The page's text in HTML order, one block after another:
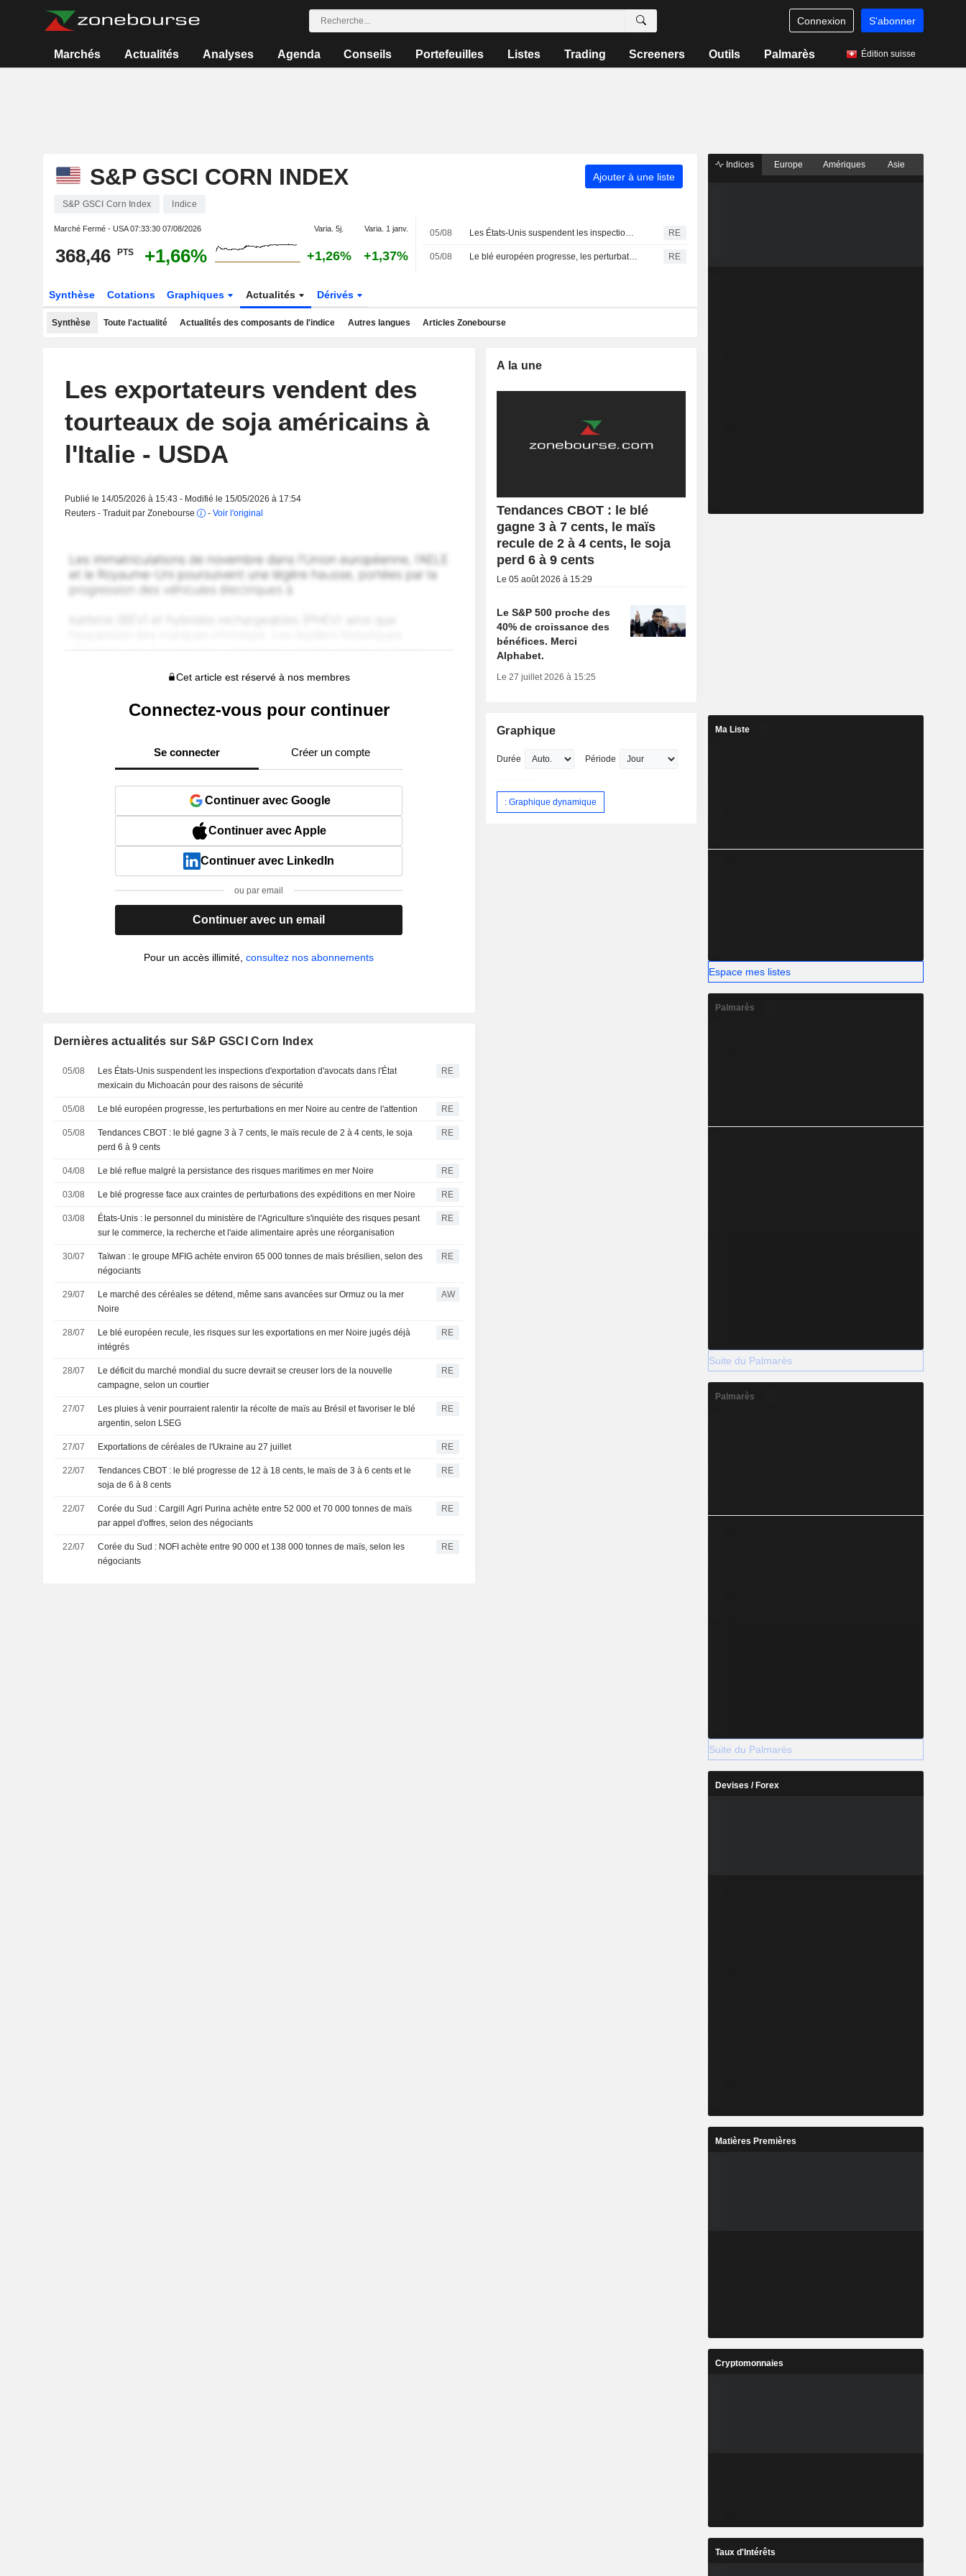
Connexion S'abonner
Marchés Actualités Analyses Agenda Conseils Portefeuilles Listes Trading Screeners Outils Palmarès Édition suisse
S&P GSCI CORN INDEX Ajouter à une liste
S&P GSCI Corn Index Indice
Marché Fermé - USA07:33:30 07/08/2026 Varia. 5j. Varia. 1 janv.
368,46 PTS +1,66% +1,26% +1,37%
05/08 Les États-Unis suspendent les inspections d'exportation d'avocats dans l'État mexicain du Michoacán pour des raisons de sécurité RE
05/08 Le blé européen progresse, les perturbations en mer Noire au centre de l'attention RE
Synthèse Cotations Graphiques Actualités Dérivés
Synthèse Toute l'actualité Actualités des composants de l'indice Autres langues Articles Zonebourse
Les exportateurs vendent des
tourteaux de soja américains à
l'Italie - USDA
Publié le 14/05/2026 à 15:43 - Modifié le 15/05/2026 à 17:54
Reuters - Traduit par Zonebourse
- Voir l'original
Cet article est réservé à nos membres
Connectez-vous pour continuer
Se connecter Créer un compte
Continuer avec Google
Continuer avec Apple
Continuer avec LinkedIn
ou par email
Continuer avec un email
Pour un accès illimité,consultez nos abonnements
Dernières actualités sur S&P GSCI Corn Index
05/08
Les États-Unis suspendent les inspections d'exportation d'avocats dans l'État
mexicain du Michoacán pour des raisons de sécurité
RE
05/08 Le blé européen progresse, les perturbations en mer Noire au centre de l'attention RE
05/08
Tendances CBOT : le blé gagne 3 à 7 cents, le maïs recule de 2 à 4 cents, le soja
perd 6 à 9 cents
RE
04/08 Le blé reflue malgré la persistance des risques maritimes en mer Noire RE
03/08 Le blé progresse face aux craintes de perturbations des expéditions en mer Noire RE
03/08
États-Unis : le personnel du ministère de l'Agriculture s'inquiète des risques pesant
sur le commerce, la recherche et l'aide alimentaire après une réorganisation
RE
30/07
Taïwan : le groupe MFIG achète environ 65 000 tonnes de maïs brésilien, selon des
négociants
RE
29/07
Le marché des céréales se détend, même sans avancées sur Ormuz ou la mer
Noire
AW
28/07
Le blé européen recule, les risques sur les exportations en mer Noire jugés déjà
intégrés
RE
28/07
Le déficit du marché mondial du sucre devrait se creuser lors de la nouvelle
campagne, selon un courtier
RE
27/07
Les pluies à venir pourraient ralentir la récolte de maïs au Brésil et favoriser le blé
argentin, selon LSEG
RE
27/07 Exportations de céréales de l'Ukraine au 27 juillet RE
22/07
Tendances CBOT : le blé progresse de 12 à 18 cents, le maïs de 3 à 6 cents et le
soja de 6 à 8 cents
RE
22/07
Corée du Sud : Cargill Agri Purina achète entre 52 000 et 70 000 tonnes de maïs
par appel d'offres, selon des négociants
RE
22/07
Corée du Sud : NOFI achète entre 90 000 et 138 000 tonnes de maïs, selon les
négociants
RE
A la une
Tendances CBOT : le blé
gagne 3 à 7 cents, le maïs
recule de 2 à 4 cents, le soja
perd 6 à 9 cents
Le 05 août 2026 à 15:29
Le S&P 500 proche des
40% de croissance des
bénéfices. Merci
Alphabet.
Le 27 juillet 2026 à 15:25
Graphique
Durée Période
: Graphique dynamique
Indices Europe Amériques Asie
Ma Liste
Espace mes listes
Palmarès
Suite du Palmarès
Palmarès
Suite du Palmarès
Devises / Forex
Matières Premières
Cryptomonnaies
Taux d'Intérêts